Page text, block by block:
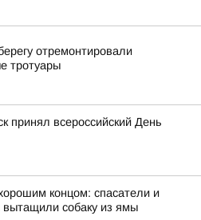
отремонтировали
тротуары
принял всероссийский День
концом: спасатели и
вытащили собаку из ямы